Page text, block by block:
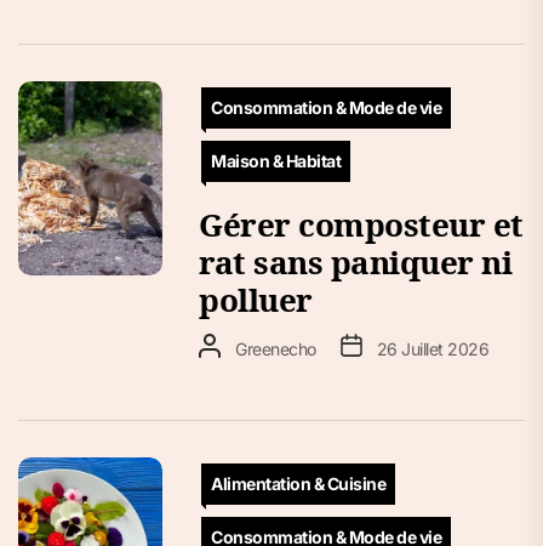
Consommation & Mode de vie
Maison & Habitat
Gérer composteur et
rat sans paniquer ni
polluer
Greenecho 26 Juillet 2026
Alimentation & Cuisine
Consommation & Mode de vie